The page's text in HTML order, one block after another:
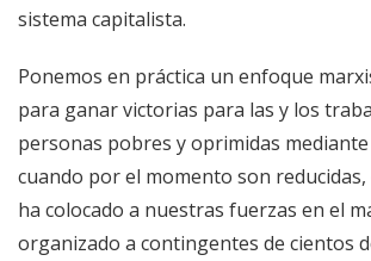
sistema capitalista.
Ponemos en práctica un enfoque
para ganar victorias para las y los
personas pobres y oprimidas
cuando por el momento son
ha colocado a nuestras fuerzas en el
organizado a contingentes de cientos